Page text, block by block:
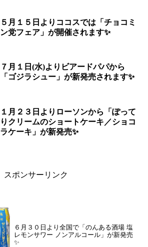
５月１５日よりココスでは「チョコミ
ン党フェア」が開催されます✨
７月１日(水)よりビアードパパから
「ゴジラシュー」が新発売されます✨
１月２３日よりローソンから「ぽって
りクリームのショートケーキ／ショコ
ラケーキ」が新発売✨
スポンサーリンク
６月３０日より全国で「のんある酒場 塩
レモンサワー ノンアルコール」が新発売
✨